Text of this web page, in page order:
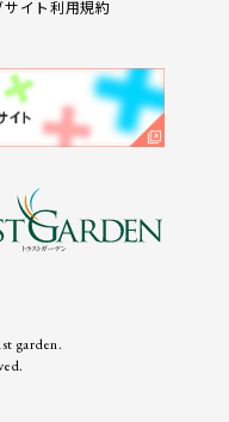
サイト利用規約
garden.